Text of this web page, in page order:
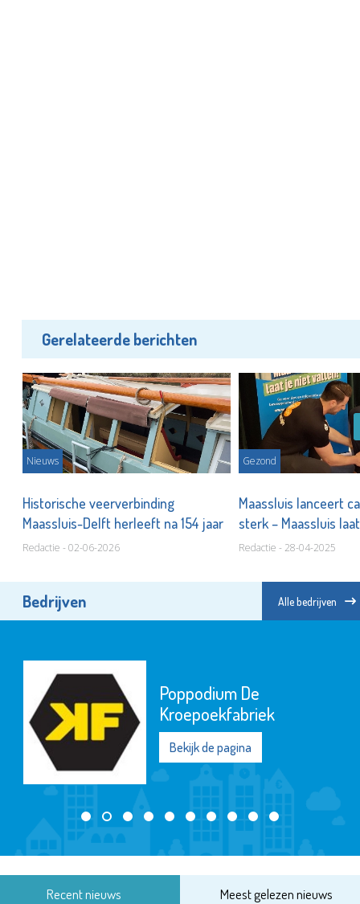
Gerelateerde berichten
Nieuws
Historische veerverbinding
Maassluis-Delft herleeft na 154 jaar
Redactie - 02-06-2026
Gezond
Maassluis lanceert
sterk – Maassluis
Redactie - 28-04-2025
Bedrijven Alle bedrijven
Poppodium De
Kroepoekfabriek
Bekijk de pagina
Recent nieuws Meest gelezen nieuws